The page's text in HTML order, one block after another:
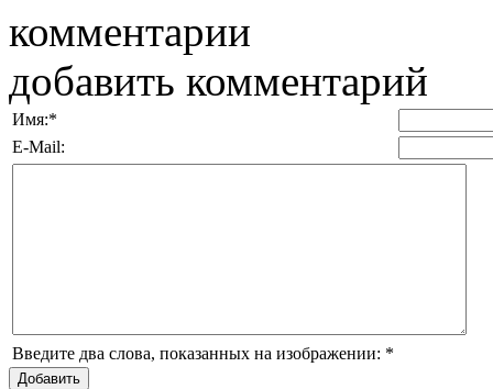
комментарии
добавить комментарий
Имя:*
E-Mail:
Введите два слова, показанных на изображении: *